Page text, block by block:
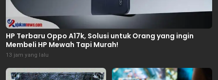
HP Terbaru Oppo A17k, Solusi untuk Orang yang ingin
Membeli HP Mewah Tapi Murah!
13 jam yang lalu